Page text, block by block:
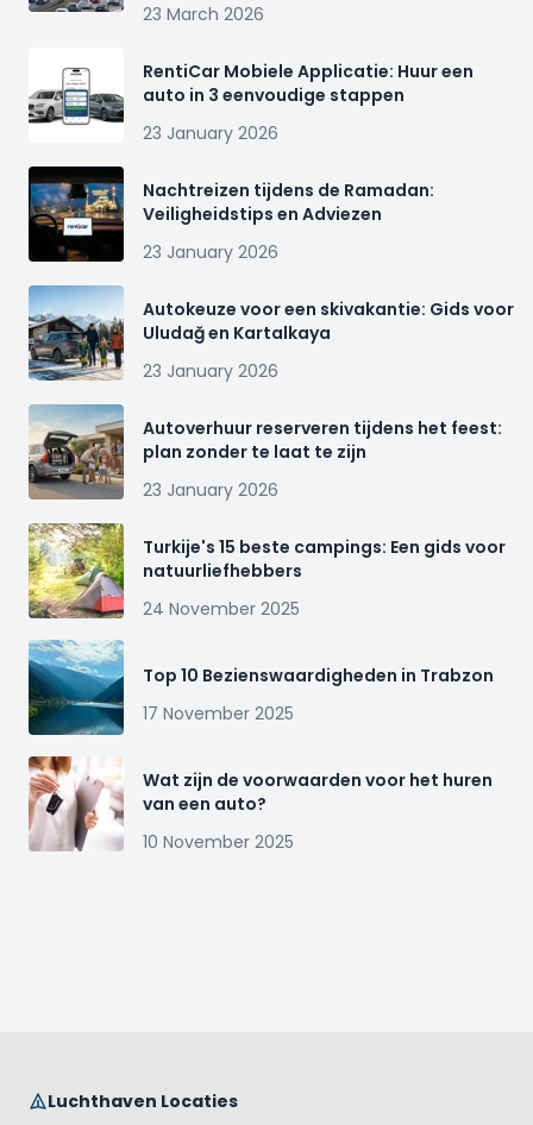
23 March 2026
RentiCar Mobiele Applicatie: Huur een
auto in 3 eenvoudige stappen
23 January 2026
Nachtreizen tijdens de Ramadan:
Veiligheidstips en Adviezen
23 January 2026
Autokeuze voor een skivakantie: Gids voor
Uludağ en Kartalkaya
23 January 2026
Autoverhuur reserveren tijdens het feest:
plan zonder te laat te zijn
23 January 2026
Turkije's 15 beste campings: Een gids voor
natuurliefhebbers
24 November 2025
Top 10 Bezienswaardigheden in Trabzon
17 November 2025
Wat zijn de voorwaarden voor het huren
van een auto?
10 November 2025
Luchthaven Locaties